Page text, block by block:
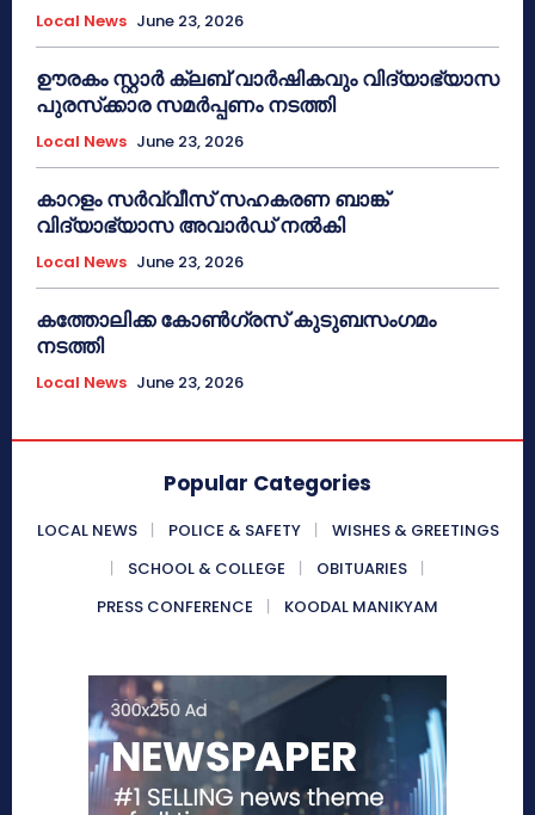
Local News June 23, 2026
ഊരകം സ്റ്റാർ ക്ലബ് വാർഷികവും വിദ്യാഭ്യാസ
പുരസ്‌ക്കാര സമർപ്പണം നടത്തി
Local News June 23, 2026
കാറളം സർവ്വീസ് സഹകരണ ബാങ്ക്
വിദ്യാഭ്യാസ അവാർഡ് നൽകി
Local News June 23, 2026
കത്തോലിക്ക കോൺഗ്രസ് കുടുബസംഗമം
നടത്തി
Local News June 23, 2026
Popular Categories
LOCAL NEWS POLICE & SAFETY
WISHES & GREETINGS
SCHOOL & COLLEGE
OBITUARIES
PRESS CONFERENCE
KOODAL MANIKYAM